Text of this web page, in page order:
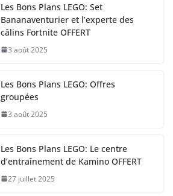
Les Bons Plans LEGO: Set
Bananaventurier et l’experte des
câlins Fortnite OFFERT
3 août 2025
Les Bons Plans LEGO: Offres
groupées
3 août 2025
Les Bons Plans LEGO: Le centre
d’entraînement de Kamino OFFERT
27 juillet 2025